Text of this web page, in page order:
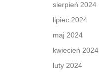
sierpień 2024
lipiec 2024
maj 2024
kwiecień 2024
luty 2024